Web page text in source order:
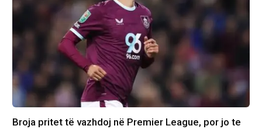
Broja pritet të vazhdoj në Premier League, por jo te